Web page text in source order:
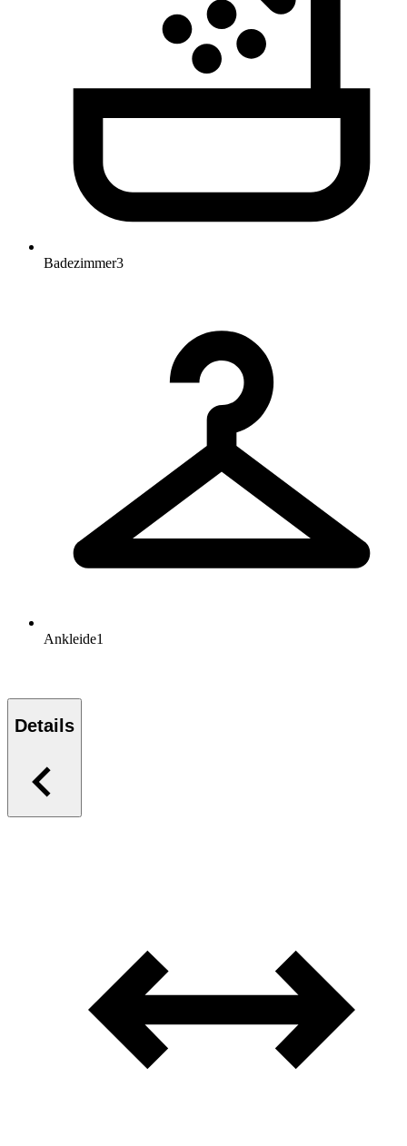
Badezimmer3
Ankleide1
Details